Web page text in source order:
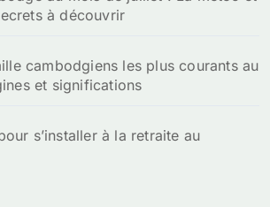
à découvrir
cambodgiens les plus courants au
et significations
s’installer à la retraite au